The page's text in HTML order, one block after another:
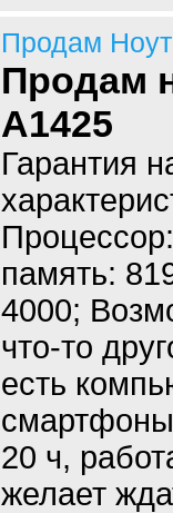
Продам
Продам
A1425
Гарантия
память:
4000;
что-то
есть
20 ч,
желает